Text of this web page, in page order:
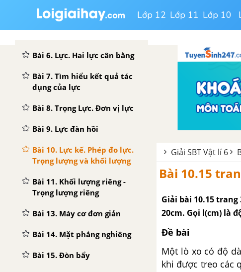
Lớp 12 Lớp 11 Lớp 10
Bài 5. Khối lượng. Đo khối
Bài 6. Lực. Hai lực cân bằng
Bài 7. Tìm hiểu kết quả tác
dụng của lực
Bài 8. Trọng Lực. Đơn vị lực
Bài 9. Lực đàn hồi
Bài 10. Lực kế. Phép đo lực.
Trọng lượng và khối lượng
Bài 11. Khối lượng riêng -
Trọng lượng riêng
Bài 13. Máy cơ đơn giản
Bài 14. Mặt phẳng nghiêng
Bài 15. Đòn bẩy
Giải SBT Vật lí 6
Bài 10.15
Giải bài 10.15
20cm. Gọi l(cm) là
Đề bài
Một lò xo có độ
khi được treo các